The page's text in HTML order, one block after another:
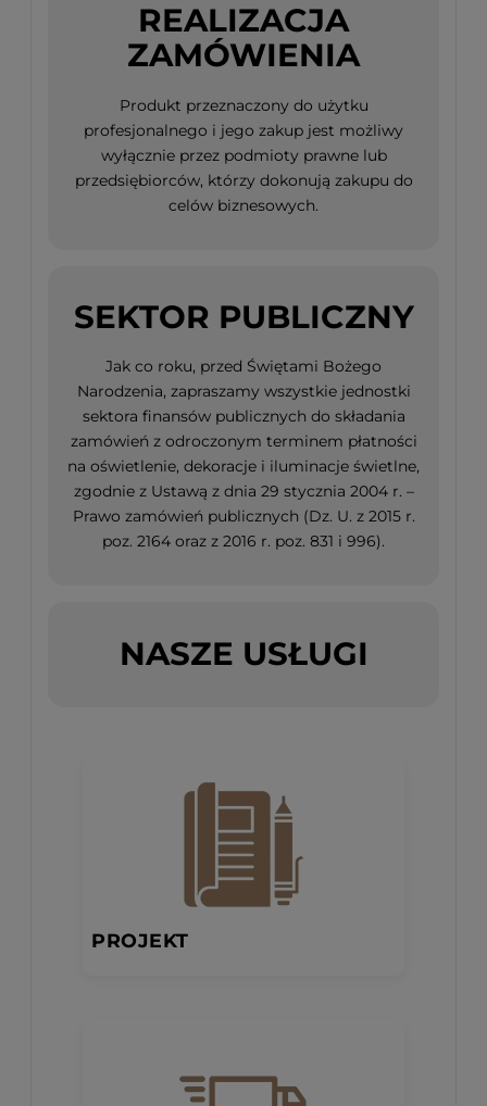
REALIZACJA
ZAMÓWIENIA
Produkt przeznaczony do użytku
profesjonalnego i jego zakup jest możliwy
wyłącznie przez podmioty prawne lub
przedsiębiorców, którzy dokonują zakupu do
celów biznesowych.
SEKTOR PUBLICZNY
Jak co roku, przed Świętami Bożego
Narodzenia, zapraszamy wszystkie jednostki
sektora finansów publicznych do składania
zamówień z odroczonym terminem płatności
na oświetlenie, dekoracje i iluminacje świetlne,
zgodnie z Ustawą z dnia 29 stycznia 2004 r. –
Prawo zamówień publicznych (Dz. U. z 2015 r.
poz. 2164 oraz z 2016 r. poz. 831 i 996).
NASZE USŁUGI
PROJEKT